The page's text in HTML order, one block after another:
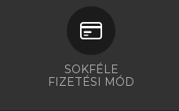
SOKFÉLE
FIZETÉSI MÓD